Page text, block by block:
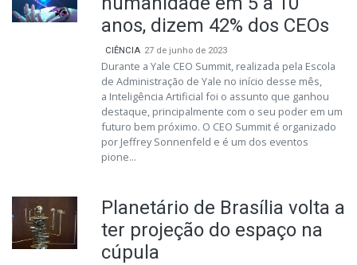
anos, dizem 42% dos CEOs
CIÊNCIA 27 de junho de 2023
Durante a Yale CEO Summit, realizada pela Escola
de Administração de Yale no início desse mês,
a Inteligência Artificial foi o assunto que ganhou
destaque, principalmente com o seu poder em um
futuro bem próximo. O CEO Summit é organizado
por Jeffrey Sonnenfeld e é um dos eventos
pione...
Planetário de Brasília volta a
ter projeção do espaço na
cúpula